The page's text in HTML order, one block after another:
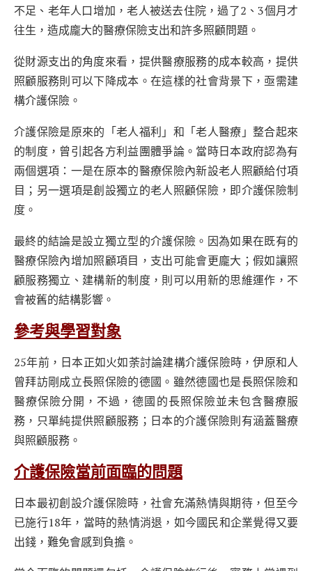
不足、老年人口增加，老人被送去住院，過了2、3個月才
往生，造成龐大的醫療保險支出和許多照顧問題。
從財源支出的角度來看，提供醫療服務的成本較高，提供
照顧服務則可以下降成本。在這樣的社會背景下，亟需建
構介護保險。
介護保險是原來的「老人福利」和「老人醫療」整合起來
的制度，曾引起各方利益團體爭論。當時日本政府認為有
兩個選項：一是在原本的醫療保險內新設老人照顧給付項
目；另一選項是創設獨立的老人照顧保險，即介護保險制
度。
最終的結論是設立獨立型的介護保險。因為如果在既有的
醫療保險內增加照顧項目，支出可能會更龐大；假如讓照
顧服務獨立、建構新的制度，則可以用新的思維運作，不
會被舊的結構影響。
參考與學習對象
25年前，日本正如火如荼討論建構介護保險時，伊原和人
曾拜訪剛成立長照保險的德國。雖然德國也是長照保險和
醫療保險分開，不過，德國的長照保險並未包含醫療服
務，只單純提供照顧服務；日本的介護保險則有涵蓋醫療
與照顧服務。
介護保險當前面臨的問題
日本最初創設介護保險時，社會充滿熱情與期待，但至今
已施行18年，當時的熱情消退，如今國民和企業覺得又要
出錢，難免會感到負擔。